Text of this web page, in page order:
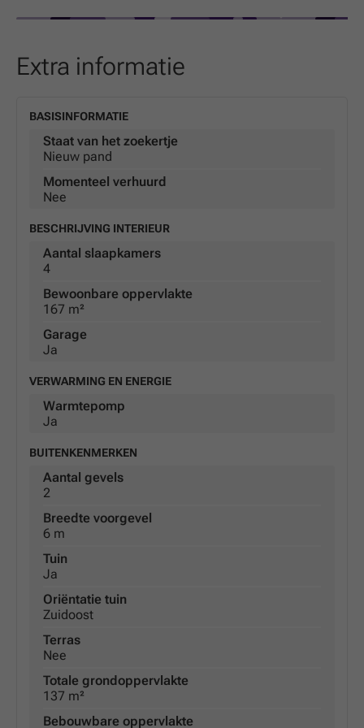
Extra informatie
BASISINFORMATIE
Staat van het zoekertje
Nieuw pand
Momenteel verhuurd
Nee
BESCHRIJVING INTERIEUR
Aantal slaapkamers
4
Bewoonbare oppervlakte
167 m²
Garage
Ja
VERWARMING EN ENERGIE
Warmtepomp
Ja
BUITENKENMERKEN
Aantal gevels
2
Breedte voorgevel
6 m
Tuin
Ja
Oriëntatie tuin
Zuidoost
Terras
Nee
Totale grondoppervlakte
137 m²
Bebouwbare oppervlakte